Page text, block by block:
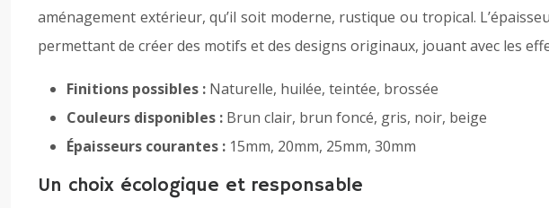
aménagement extérieur, qu’il soit moderne, rustique ou tropical.
permettant de créer des motifs et des designs originaux, jouant avec les
Finitions possibles : Naturelle, huilée, teintée, brossée
Couleurs disponibles : Brun clair, brun foncé, gris, noir, beige
Épaisseurs courantes : 15mm, 20mm, 25mm, 30mm
Un choix écologique et responsable